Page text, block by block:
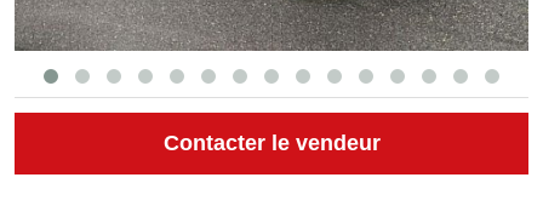
Contacter le vendeur